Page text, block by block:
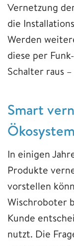
Vernetzung
die
Werden
diese per
Schalter raus
Smart
In einigen
Produkte
vorstellen
Wischroboter
Kunde
nutzt. Die